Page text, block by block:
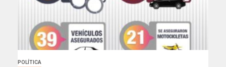
POLÍTICA